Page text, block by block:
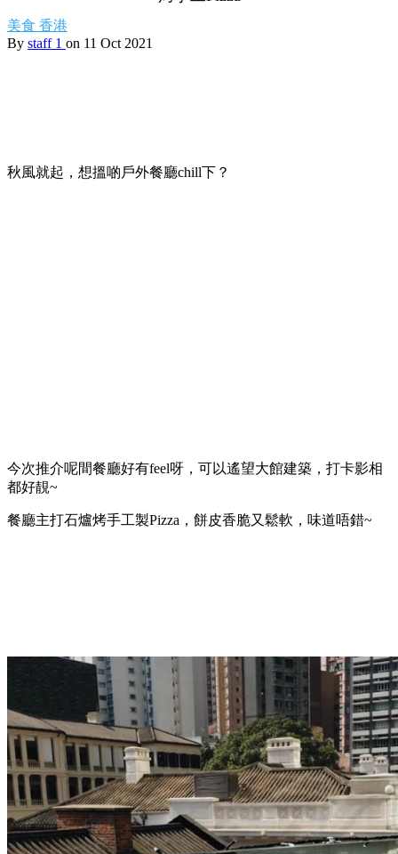
美食 香港
By staff 1 on 11 Oct 2021
秋風就起，想搵啲戶外餐廳chill下？
今次推介呢間餐廳好有feel呀，可以遙望大館建築，打卡影相
都好靚~
餐廳主打石爐烤手工製Pizza，餅皮香脆又鬆軟，味道唔錯~